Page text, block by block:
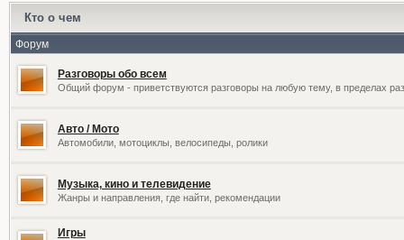
Кто о чем
Форум
Разговоры обо всем
Общий форум - приветствуются разговоры на любую тему, в пределах
Авто / Мото
Автомобили, мотоциклы, велосипеды, ролики
Музыка, кино и телевидение
Жанры и направления, где найти, рекомендации
Игры